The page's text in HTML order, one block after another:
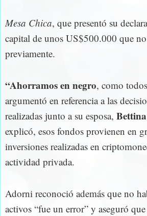
Mesa Chica, que presentó su
capital de unos US$500.000 que
previamente.
“Ahorramos en negro, como
argumentó en referencia a las
realizadas junto a su esposa,
explicó, esos fondos provienen en
inversiones realizadas en
actividad privada.
Adorni reconoció además que no
activos “fue un error” y aseguró